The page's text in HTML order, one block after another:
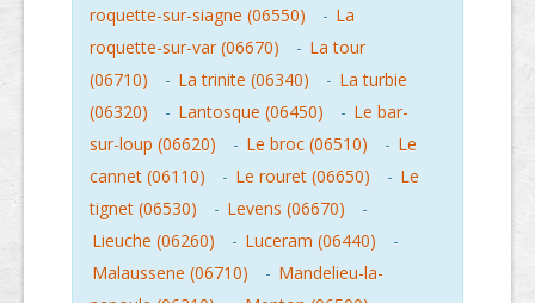
roquette-sur-siagne (06550)
- La
roquette-sur-var (06670)
- La tour
(06710)
- La trinite (06340) - La turbie
(06320)
- Lantosque (06450) - Le bar-
sur-loup (06620)
- Le broc (06510) - Le
cannet (06110)
- Le rouret (06650) - Le
tignet (06530)
- Levens (06670)
-
Lieuche (06260)
- Luceram (06440)
-
Malaussene (06710)
- Mandelieu-la-